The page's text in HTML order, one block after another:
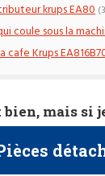
krups EA80
coule sous la
cafe Krups
bien, mais si